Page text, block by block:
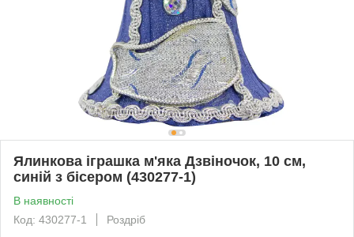
Ялинкова іграшка м'яка Дзвіночок, 10 см,
синій з бісером (430277-1)
В наявності
Код: 430277-1
Роздріб